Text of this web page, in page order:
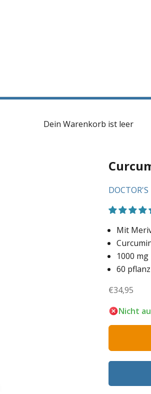
Dein Warenkorb ist leer
DOCTOR'S
Mit
1000
60
Angebot
€34,95
Nicht